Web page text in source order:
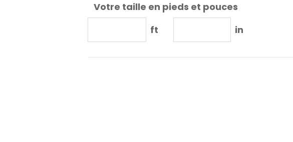
Votre taille en pieds et pouces
ft
in